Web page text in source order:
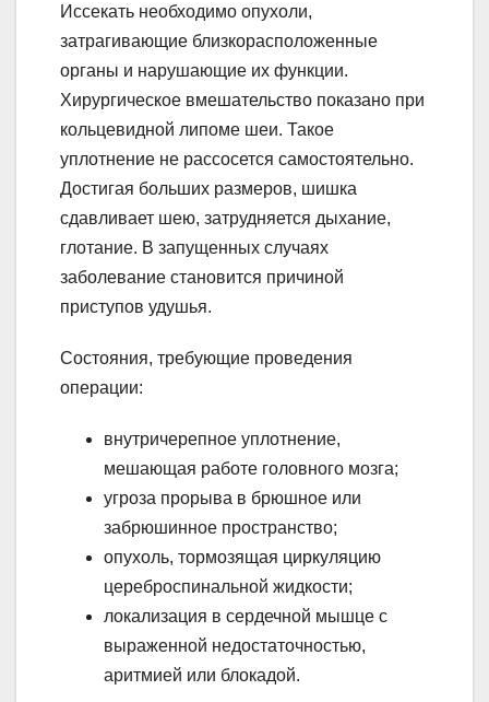
Иссекать необходимо опухоли,
затрагивающие близкорасположенные
органы и нарушающие их функции.
Хирургическое вмешательство показано при
кольцевидной липоме шеи. Такое
уплотнение не рассосется самостоятельно.
Достигая больших размеров, шишка
сдавливает шею, затрудняется дыхание,
глотание. В запущенных случаях
заболевание становится причиной
приступов удушья.
Состояния, требующие проведения
операции:
внутричерепное уплотнение,
мешающая работе головного мозга;
угроза прорыва в брюшное или
забрюшинное пространство;
опухоль, тормозящая циркуляцию
цереброспинальной жидкости;
локализация в сердечной мышце с
выраженной недостаточностью,
аритмией или блокадой.